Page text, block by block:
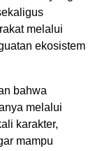
melalui
ekosistem
bahwa
melalui
karakter,
mampu